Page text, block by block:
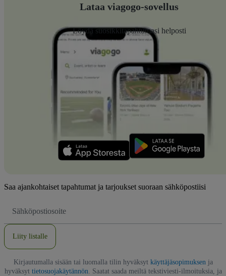
Lataa viagogo-sovellus
Löydä suosikkitapahtumasi helposti
Saa ajankohtaiset tapahtumat ja tarjoukset suoraan sähköpostiisi
Liity listalle
Kirjautumalla sisään tai luomalla tilin hyväksyt käyttäjäsopimuksen ja
hyväksyt tietosuojakäytännön . Saatat saada meiltä tekstiviesti-ilmoituksia, ja